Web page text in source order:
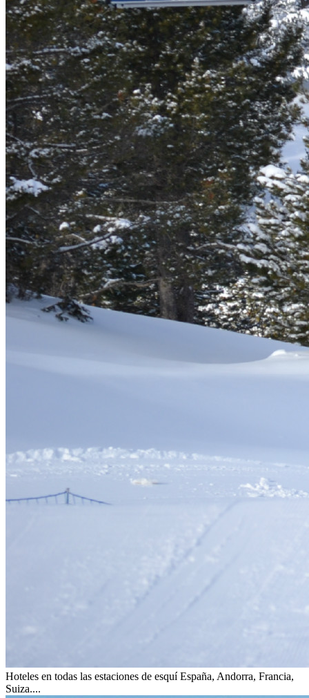
Hoteles en todas las estaciones de esquí España, Andorra, Francia,
Suiza....